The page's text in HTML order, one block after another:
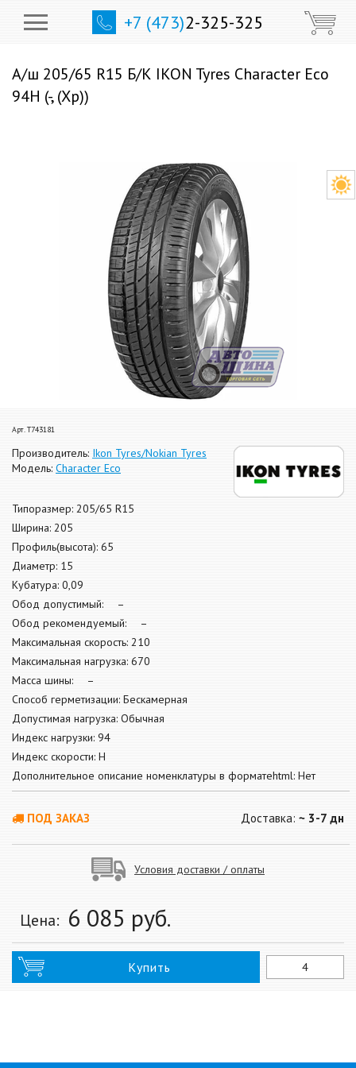
+7 (473)2-325-325
А/ш 205/65 R15 Б/К IKON Tyres Character Eco
94H (-, (Хр))
Арт. T743181
Производитель: Ikon Tyres/Nokian Tyres
Модель: Character Eco
Типоразмер: 205/65 R15
Ширина: 205
Профиль(высота): 65
Диаметр: 15
Кубатура: 0,09
Обод допустимый: –
Обод рекомендуемый: –
Максимальная скорость: 210
Максимальная нагрузка: 670
Масса шины: –
Способ герметизации: Бескамерная
Допустимая нагрузка: Обычная
Индекс нагрузки: 94
Индекс скорости: H
Дополнительное описание номенклатуры в форматеhtml: Нет
ПОД ЗАКАЗ Доставка: ~ 3-7 дн
Условия доставки / оплаты
Цена: 6 085 руб.
Купить